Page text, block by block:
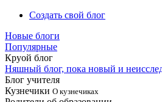
Создать свой блог
Новые блоги
Популярные
Круой блог
Няшный блог, пока новый и
Блог учителя
Кузнечики О кузнечиках